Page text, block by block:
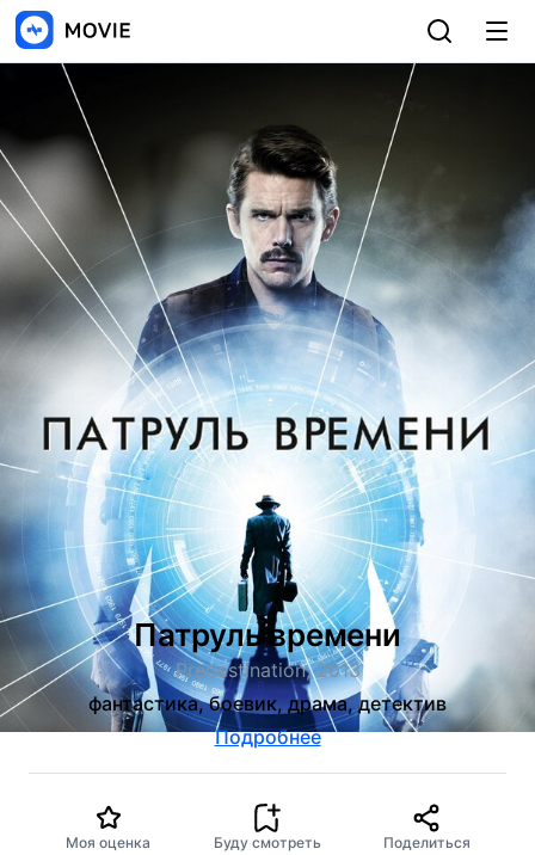
Патруль времени
Predestination, 2013
фантастика, боевик, драма, детектив
Подробнее
Моя оценка Буду смотреть Поделиться